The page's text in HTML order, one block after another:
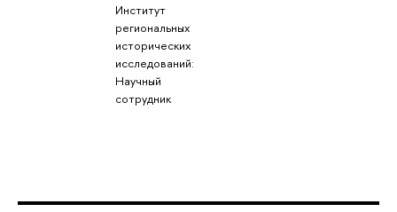
Институт
региональных
исторических
исследований:
Научный
сотрудник